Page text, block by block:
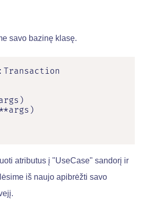
savo bazinę klasę.
atributus į "UseCase" sandorį ir
iš naujo apibrėžti savo